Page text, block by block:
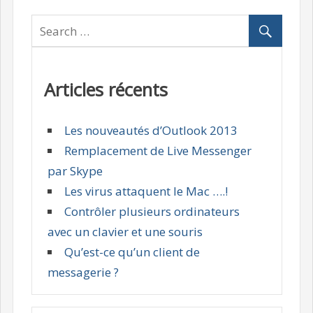
Articles récents
Les nouveautés d’Outlook 2013
Remplacement de Live Messenger
par Skype
Les virus attaquent le Mac ….!
Contrôler plusieurs ordinateurs
avec un clavier et une souris
Qu’est-ce qu’un client de
messagerie ?